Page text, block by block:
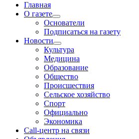
Главная
О газете
Основатели
Подписаться на газету
Новости
Культура
Медицина
Образование
Общество
Происшествия
Сельское хозяйство
Спорт
Официально
Экономика
Call-центр на связи